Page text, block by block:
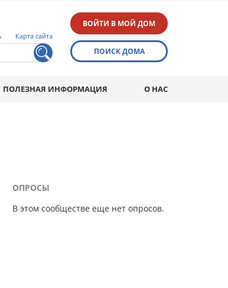
Карта сайта
ВОЙТИ В МОЙ ДОМ
ПОИСК ДОМА
ПОЛЕЗНАЯ ИНФОРМАЦИЯ О НАС
ОПРОСЫ
В этом сообществе еще нет опросов.